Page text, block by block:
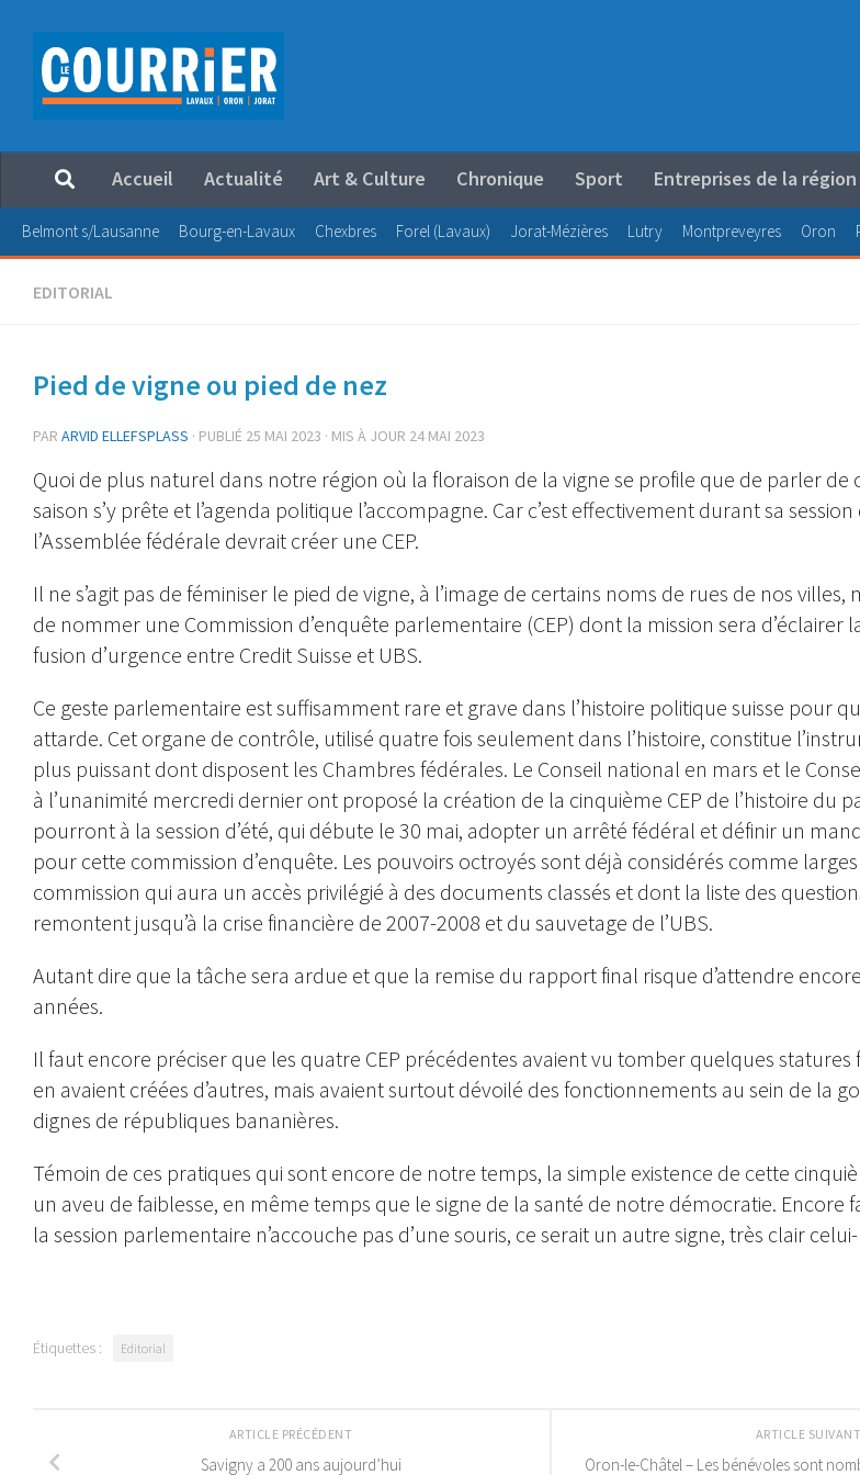
Au dessous du contenu
Accueil Actualité Art & Culture Chronique Sport Entreprises de la région
Belmont s/Lausanne Bourg-en-Lavaux Chexbres Forel (Lavaux) Jorat-Mézières Lutry Montpreveyres Oron
EDITORIAL
Pied de vigne ou pied de nez
PAR ARVID ELLEFSPLASS · PUBLIÉ 25 MAI 2023 · MIS À JOUR 24 MAI 2023
Quoi de plus naturel dans notre région où la floraison de la vigne se profile que de parler de
saison s’y prête et l’agenda politique l’accompagne. Car c’est effectivement durant sa session
l’Assemblée fédérale devrait créer une CEP.
Il ne s’agit pas de féminiser le pied de vigne, à l’image de certains noms de rues de nos villes,
de nommer une Commission d’enquête parlementaire (CEP) dont la mission sera d’éclairer
fusion d’urgence entre Credit Suisse et UBS.
Ce geste parlementaire est suffisamment rare et grave dans l’histoire politique suisse pour
attarde. Cet organe de contrôle, utilisé quatre fois seulement dans l’histoire, constitue
plus puissant dont disposent les Chambres fédérales. Le Conseil national en mars et le
à l’unanimité mercredi dernier ont proposé la création de la cinquième CEP de l’histoire du
pourront à la session d’été, qui débute le 30 mai, adopter un arrêté fédéral et définir un
pour cette commission d’enquête. Les pouvoirs octroyés sont déjà considérés comme
commission qui aura un accès privilégié à des documents classés et dont la liste des
remontent jusqu’à la crise financière de 2007-2008 et du sauvetage de l’UBS.
Autant dire que la tâche sera ardue et que la remise du rapport final risque d’attendre
années.
Il faut encore préciser que les quatre CEP précédentes avaient vu tomber quelques statures
en avaient créées d’autres, mais avaient surtout dévoilé des fonctionnements au sein de la
dignes de républiques bananières.
Témoin de ces pratiques qui sont encore de notre temps, la simple existence de cette
un aveu de faiblesse, en même temps que le signe de la santé de notre démocratie. Encore
la session parlementaire n’accouche pas d’une souris, ce serait un autre signe, très clair
Étiquettes : Editorial
ARTICLE SUIVANT
Oron-le-Châtel – Les bénévoles sont
ARTICLE PRÉCÉDENT
Savigny a 200 ans aujourd’hui